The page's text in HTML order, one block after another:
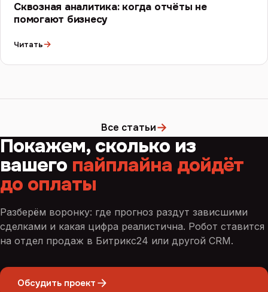
Сквозная аналитика: когда отчёты не
помогают бизнесу
Читать→
Все статьи→
Покажем, сколько из
вашего пайплайна дойдёт
до оплаты
Разберём воронку: где прогноз раздут зависшими
сделками и какая цифра реалистична. Робот ставится
на отдел продаж в Битрикс24 или другой CRM.
Обсудить проект